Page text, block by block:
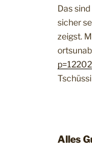
Das
sicher
zeigst.
p=12202
Alles